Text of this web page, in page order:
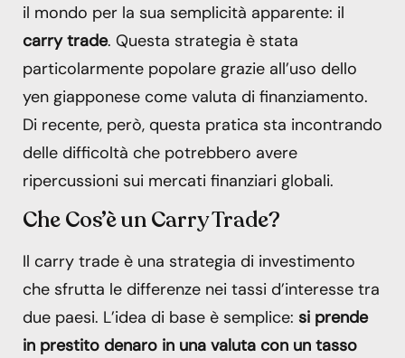
il mondo per la sua semplicità apparente: il
carry trade. Questa strategia è stata
particolarmente popolare grazie all’uso dello
yen giapponese come valuta di finanziamento.
Di recente, però, questa pratica sta incontrando
delle difficoltà che potrebbero avere
ripercussioni sui mercati finanziari globali.
Che Cos’è un Carry Trade?
Il carry trade è una strategia di investimento
che sfrutta le differenze nei tassi d’interesse tra
due paesi. L’idea di base è semplice: si prende
in prestito denaro in una valuta con un tasso